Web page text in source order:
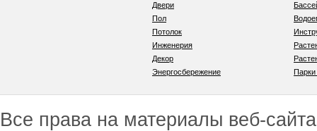
Двери
Пол
Потолок
Инженерия
Декор
Энергосбережение
Все права на материалы веб-